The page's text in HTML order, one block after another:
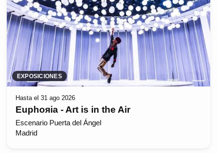
EXPOSICIONES
Hasta el 31 ago 2026
Euphoяia - Art is in the Air
Escenario Puerta del Ángel
Madrid